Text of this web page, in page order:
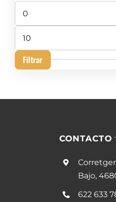
Precio
mínimo
Precio
máximo
Filtrar
CONTACTO
Bajo,
622 633